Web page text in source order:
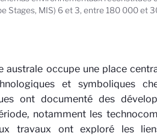
Stages, MIS) 6 et 3, entre 180 000 et
australe occupe une place
et symboliques
ont documenté des
notamment les
travaux ont exploré les